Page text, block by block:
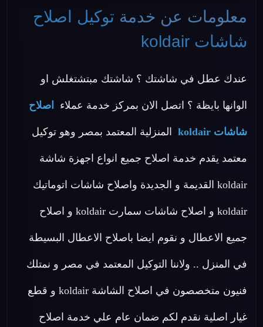
معلومات عن خدمة توكيل اصلاح
شاشات koldair
عندك عطل في شاشتك ؟ شاشتك مبتشتغلش او
الوانها بايظة ؟ اتصل الان بمركز خدمة عملاء اصلاح
شاشات koldair المنزلية المعتمد بمصر وهو توكيل
معتمد يقدم خدمة اصلاح جميع انواع اجهزة شاشة
koldair القديمة و الجديدة واصلاح شاشات اتوماتيك
koldair و اصلاح شاشات سمارت koldair و اصلاح
جميع الاعطال و نقوم ايضا باصلاح الاعطال البسيطة
في المنزل .. ولاننا التوكيل المعتمد في مصر و نمتلك
فنيون متخصصون في اصلاح الشاشة koldair و قطع
غيار اصلية نقدم لكم ضمان عام علي خدمة اصلاح